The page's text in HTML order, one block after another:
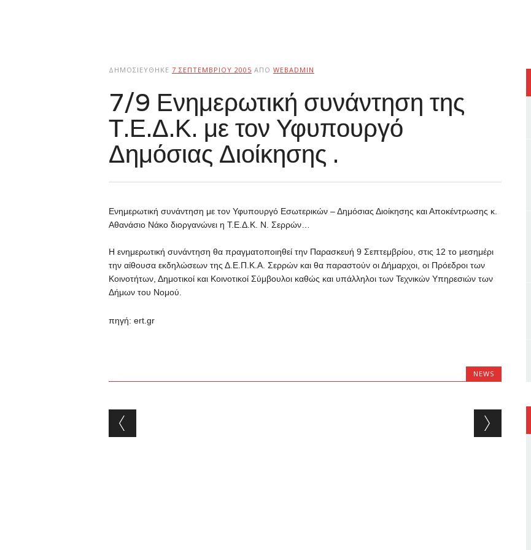
ΔΗΜΟΣΙΕΎΘΗΚΕ 7 ΣΕΠΤΕΜΒΡΊΟΥ 2005 ΑΠΌ WEBADMIN
7/9 Ενημερωτική συνάντηση της
Τ.Ε.Δ.Κ. με τον Υφυπουργό
Δημόσιας Διοίκησης .
Ενημερωτική συνάντηση με τον Υφυπουργό Εσωτερικών – Δημόσιας Διοίκησης και Αποκέντρωσης κ.
Αθανάσιο Νάκο διοργανώνει η Τ.Ε.Δ.Κ. Ν. Σερρών…
Η ενημερωτική συνάντηση θα πραγματοποιηθεί την Παρασκευή 9 Σεπτεμβρίου, στις 12 το μεσημέρι
την αίθουσα εκδηλώσεων της Δ.Ε.Π.Κ.Α. Σερρών και θα παραστούν οι Δήμαρχοι, οι Πρόεδροι των
Κοινοτήτων, Δημοτικοί και Κοινοτικοί Σύμβουλοι καθώς και υπάλληλοι των Τεχνικών Υπηρεσιών των
Δήμων του Νομού.
πηγή: ert.gr
NEWS
Post navigation